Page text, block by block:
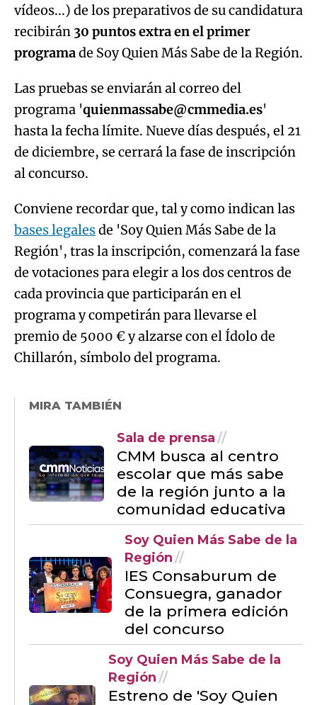
Las pruebas se enviarán al correo del
programa 'quienmassabe@cmmedia.es
hasta la fecha límite. Nueve días después, el 21
de diciembre, se cerrará la fase de inscripción
al concurso.
Conviene recordar que, tal y como indican las
bases legalesde 'Soy Quien Más Sabe de la
Región', tras la inscripción, comenzará la fase
de votaciones para elegir a los dos centros de
cada provincia que participarán en el
programa y competirán para llevarse el
premio de 5000 € y alzarse con el Ídolo de
Chillarón, símbolo del programa.
MIRA TAMBIÉN
Sala de prensa
escolar que más sabe
comunidad educativa
Soy Quien Más Sabe de la
Región
IES Consaburum de
Consuegra, ganador
de la primera edición
del concurso
Soy Quien Más Sabe de la
Región
Estreno de 'Soy Quien
Más Sabe de la Región',
el primer concurso de
televisión retransmitido
por Twitch